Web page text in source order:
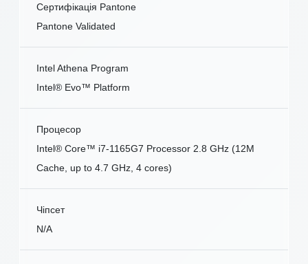
Сертифікація Pantone
Pantone Validated
Intel Athena Program
Intel® Evo™ Platform
Процесор
Intel® Core™ i7-1165G7 Processor 2.8 GHz (12M
Cache, up to 4.7 GHz, 4 cores)
Чіпсет
N/A